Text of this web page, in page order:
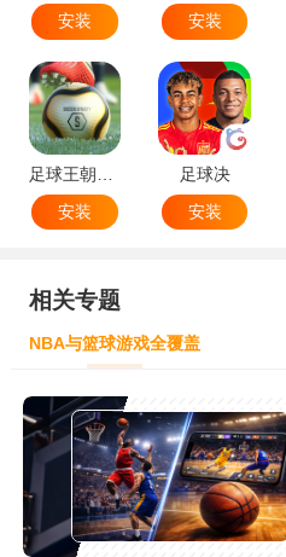
安装
安装
安装
足球决
安装
相关专题
NBA与篮球游戏全覆盖